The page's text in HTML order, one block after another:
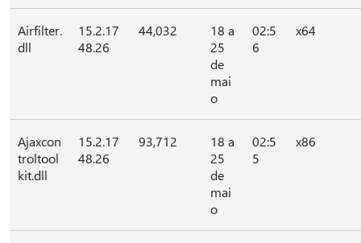
Airfilter.
dll
15.2.17
48.26
44,032
18 a
25
de
mai
o
02:5
6
x64
Ajaxcon
troltool
kit.dll
15.2.17
48.26
93,712
18 a
25
de
mai
o
02:5
5
x86